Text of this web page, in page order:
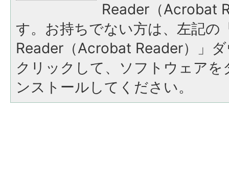
Reader（Acrobat
す。お持ちでない方は、左記の
Reader（Acrobat Reader）」
クリックして、ソフトウェア
ンストールしてください。